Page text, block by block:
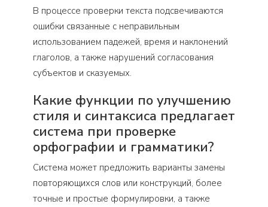
В процессе проверки текста подсвечиваются
ошибки связанные с неправильным
использованием падежей, время и наклонений
глаголов, а также нарушений согласования
субъектов и сказуемых.
Какие функции по улучшению
стиля и синтаксиса предлагает
система при проверке
орфографии и грамматики?
Система может предложить варианты замены
повторяющихся слов или конструкций, более
точные и простые формулировки, а также